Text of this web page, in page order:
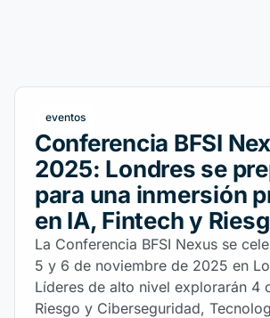
eventos
Conferencia BFSI
2025: Londres se
para una inmersión
en IA, Fintech y
La Conferencia BFSI Nexus se
5 y 6 de noviembre de 2025 en
Líderes de alto nivel explorarán 4
Riesgo y Ciberseguridad,